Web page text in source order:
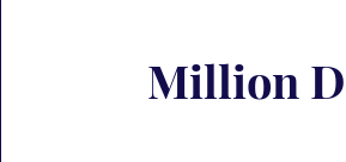
Million